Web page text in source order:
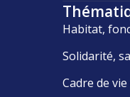
Habitat,
Solidarité,
Cadre de